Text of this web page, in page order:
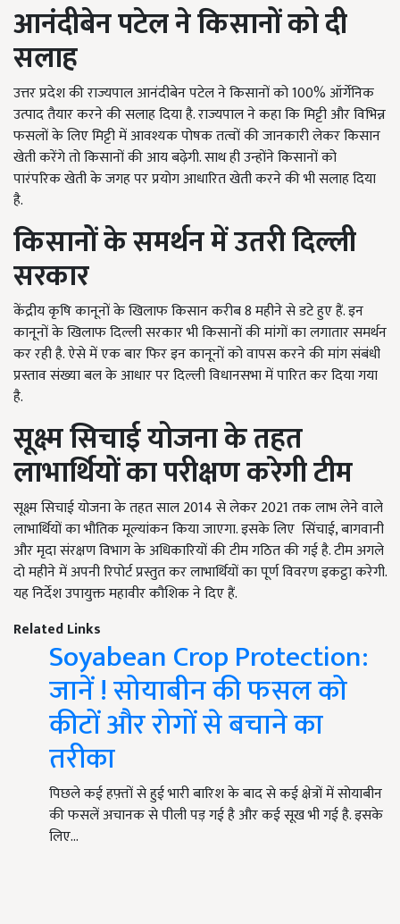
आनंदीबेन पटेल ने किसानों को दी
सलाह
उत्तर प्रदेश की राज्यपाल आनंदीबेन पटेल ने किसानों को 100% ऑर्गेनिक
उत्पाद तैयार करने की सलाह दिया है. राज्यपाल ने कहा कि मिट्टी और विभिन्न
फसलों के लिए मिट्टी में आवश्यक पोषक तत्वों की जानकारी लेकर किसान
खेती करेंगे तो किसानों की आय बढ़ेगी. साथ ही उन्होंने किसानों को
पारंपरिक खेती के जगह पर प्रयोग आधारित खेती करने की भी सलाह दिया
है.
किसानों के समर्थन में उतरी दिल्ली
सरकार
केंद्रीय कृषि कानूनों के खिलाफ किसान करीब 8 महीने से डटे हुए हैं. इन
कानूनों के खिलाफ दिल्ली सरकार भी किसानों की मांगों का लगातार समर्थन
कर रही है. ऐसे में एक बार फिर इन कानूनों को वापस करने की मांग संबंधी
प्रस्ताव संख्या बल के आधार पर दिल्ली विधानसभा में पारित कर दिया गया
है.
सूक्ष्म सिचाई योजना के तहत
लाभार्थियों का परीक्षण करेगी टीम
सूक्ष्म सिचाई योजना के तहत साल 2014 से लेकर 2021 तक लाभ लेने वाले
लाभार्थियों का भौतिक मूल्यांकन किया जाएगा. इसके लिए सिंचाई, बागवानी
और मृदा संरक्षण विभाग के अधिकारियों की टीम गठित की गई है. टीम अगले
दो महीने में अपनी रिपोर्ट प्रस्तुत कर लाभार्थियों का पूर्ण विवरण इकट्ठा करेगी.
यह निर्देश उपायुक्त महावीर कौशिक ने दिए हैं.
Related Links
Soyabean Crop Protection:
जानें ! सोयाबीन की फसल को
कीटों और रोगों से बचाने का
तरीका
पिछले कई हफ़्तों से हुई भारी बारिश के बाद से कई क्षेत्रों में सोयाबीन
की फसलें अचानक से पीली पड़ गई है और कई सूख भी गई है. इसके
लिए…